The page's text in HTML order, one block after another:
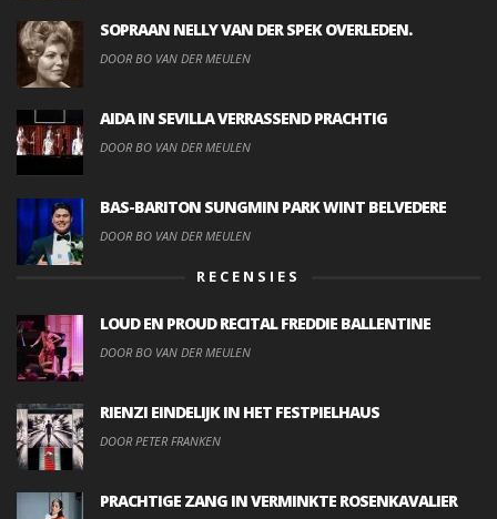
SOPRAAN NELLY VAN DER SPEK OVERLEDEN.
DOOR BO VAN DER MEULEN
AIDA IN SEVILLA VERRASSEND PRACHTIG
DOOR BO VAN DER MEULEN
BAS-BARITON SUNGMIN PARK WINT BELVEDERE
DOOR BO VAN DER MEULEN
RECENSIES
LOUD EN PROUD RECITAL FREDDIE BALLENTINE
DOOR BO VAN DER MEULEN
RIENZI EINDELIJK IN HET FESTPIELHAUS
DOOR PETER FRANKEN
PRACHTIGE ZANG IN VERMINKTE ROSENKAVALIER